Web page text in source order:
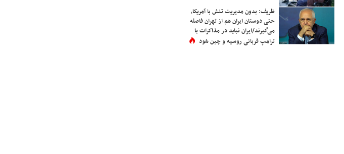
ظریف: بدون مدیریت تنش با آمریکا،
حتی دوستان ایران هم از تهران فاصله
می‌گیرند/ایران نباید در مذاکرات با
ترامپ قربانی روسیه و چین شود